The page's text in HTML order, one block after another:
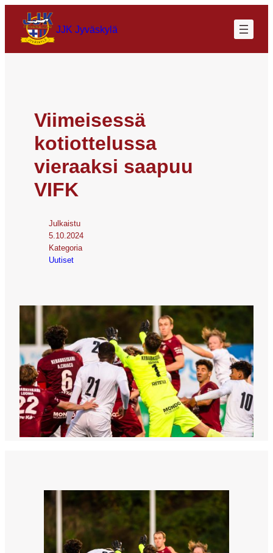
JJK Jyväskylä
Viimeisessä
kotiottelussa
vieraaksi saapuu
VIFK
Julkaistu
5.10.2024
Kategoria
Uutiset